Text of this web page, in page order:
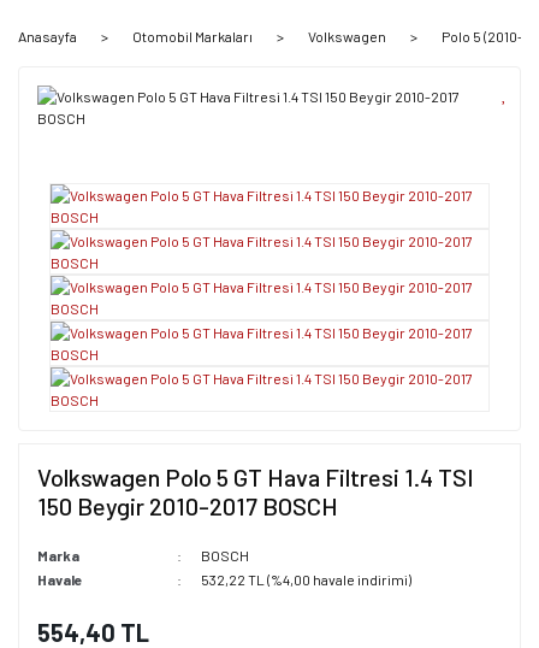
Anasayfa Otomobil Markaları Volkswagen Polo 5 (2010-
Volkswagen Polo 5 GT Hava Filtresi 1.4 TSI
150 Beygir 2010-2017 BOSCH
Marka
BOSCH
Havale
532,22 TL (%4,00 havale indirimi)
554,40 TL